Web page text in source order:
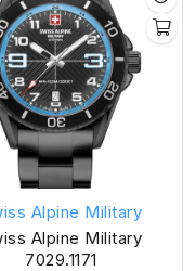
Alpine Military
Alpine Military
7029.1171